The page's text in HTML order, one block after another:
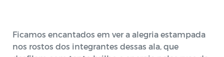
Ficamos encantados em ver a alegria estampada
nos rostos dos integrantes dessas ala, que